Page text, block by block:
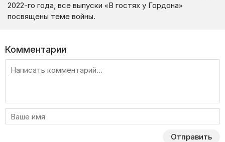
2022-го года, все выпуски «В гостях у Гордона»
посвящены теме войны.
Комментарии
Отправить